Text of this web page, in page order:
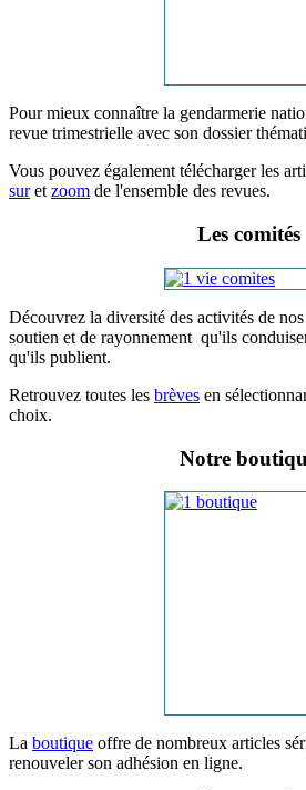
Pour mieux connaître la gendarmerie
revue trimestrielle avec son dossier
Vous pouvez également télécharger les
suret zoom de l'ensemble des revues.
Les comités
Découvrez la diversité des activités de
soutien et de rayonnement qu'ils
qu'ils publient.
Retrouvez toutes les brèves en
choix.
Notre
La boutique offre de nombreux articles
renouveler son adhésion en ligne.